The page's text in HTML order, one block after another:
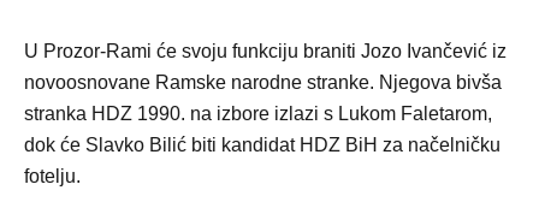
U Prozor-Rami će svoju funkciju braniti Jozo Ivančević iz
novoosnovane Ramske narodne stranke. Njegova bivša
stranka HDZ 1990. na izbore izlazi s Lukom Faletarom,
dok će Slavko Bilić biti kandidat HDZ BiH za načelničku
fotelju.